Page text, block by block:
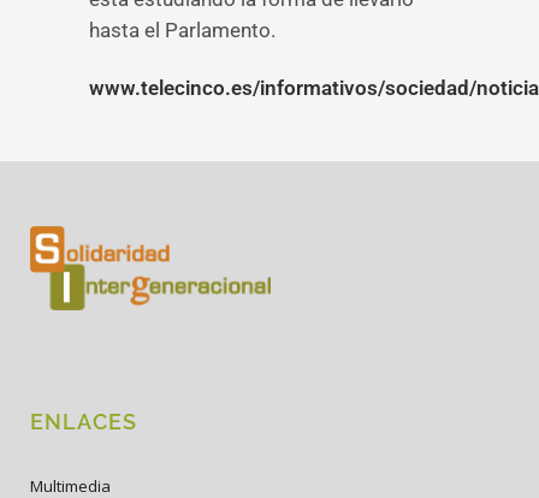
hasta el Parlamento.
www.telecinco.es/informativos/sociedad/
ENLACES
Multimedia